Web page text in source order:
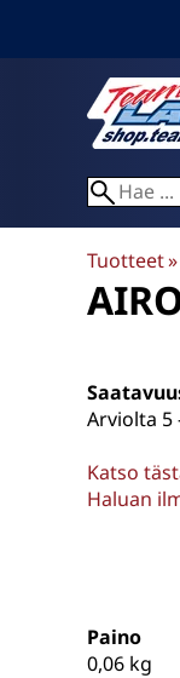
Tuotteet‪»
Arviolta 5
Katso
Haluan
Paino
0,06 kg